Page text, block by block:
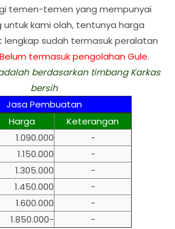
temen-temen yang mempunyai
kami olah, tentunya harga
lengkap sudah termasuk peralatan
Belum termasuk pengolahan Gule.
berdasarkan timbang Karkas
bersih
Jasa Pembuatan
Harga
Keterangan
1.090.000
-
1.150.000
-
1.305.000
-
1.450.000
-
1.600.000
-
1.850.000- -